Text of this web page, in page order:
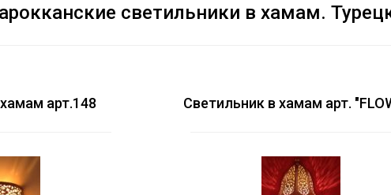
светильники в хамам.
арт.148 Светильник в хамам арт.